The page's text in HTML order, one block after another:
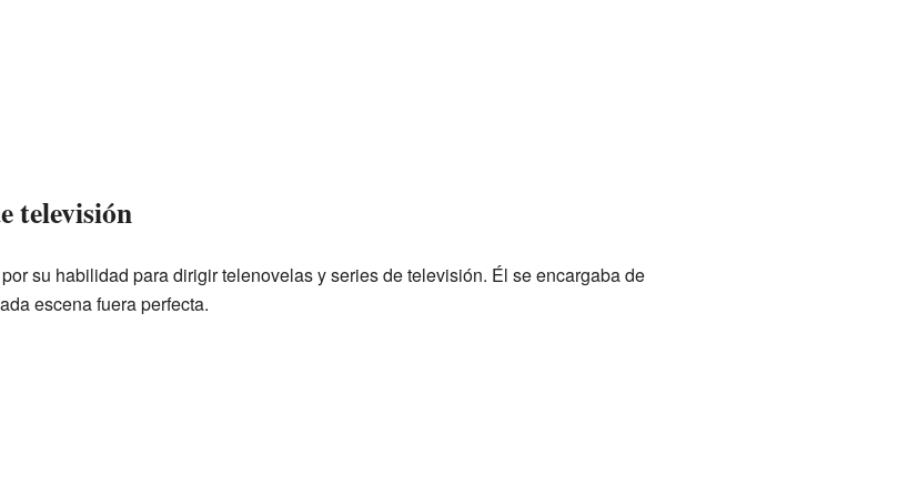
televisión
su habilidad para dirigir telenovelas y series de televisión. Él se encargaba de
escena fuera perfecta.